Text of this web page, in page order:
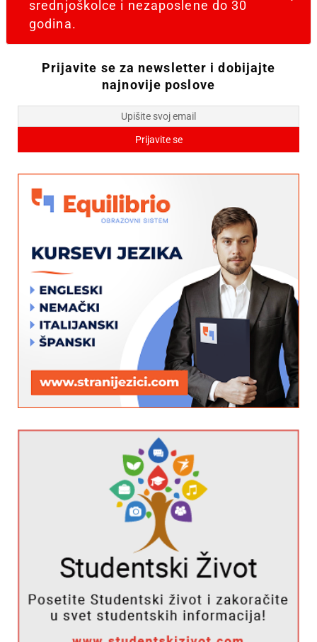
srednjoškolce i nezaposlene do 30
godina.
Prijavite se za newsletter i dobijajte
najnovije poslove